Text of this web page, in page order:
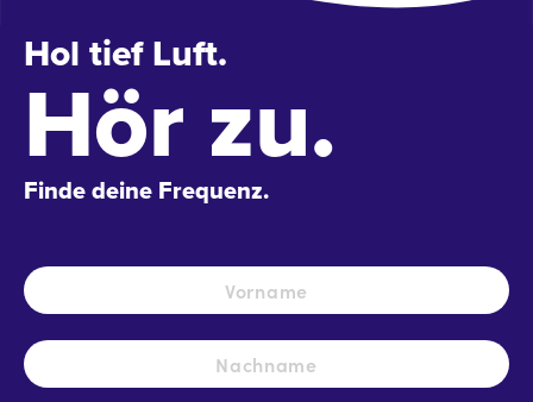
Hol tief Luft.
Hör zu.
Finde deine Frequenz.
Name *